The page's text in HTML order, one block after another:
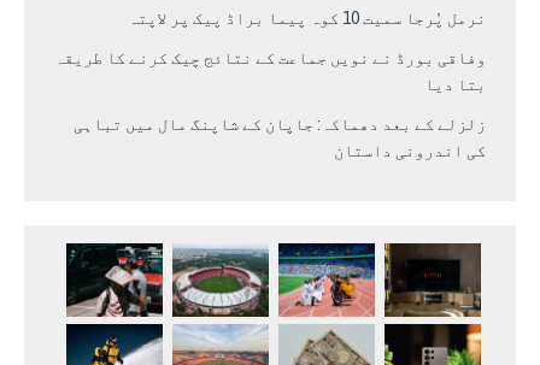
نرمل پُرجا سمیت 10 کوہ پیما براڈ پیک پر لاپتہ
وفاقی بورڈ نے نویں جماعت کے نتائج چیک کرنے کا طریقہ
بتا دیا
زلزلے کے بعد دھماکہ: جاپان کے شاپنگ مال میں تباہی
کی اندرونی داستان